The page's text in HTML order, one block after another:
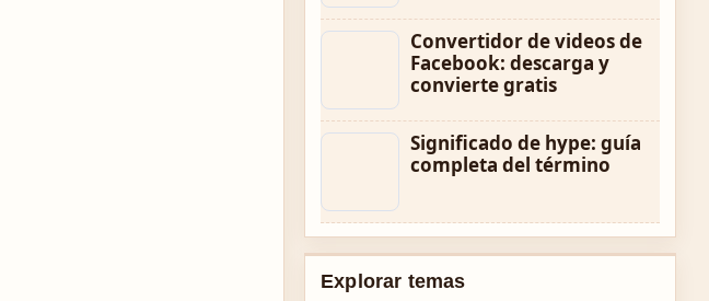
Convertidor de videos de
Facebook: descarga y
convierte gratis
Significado de hype: guía
completa del término
Explorar temas